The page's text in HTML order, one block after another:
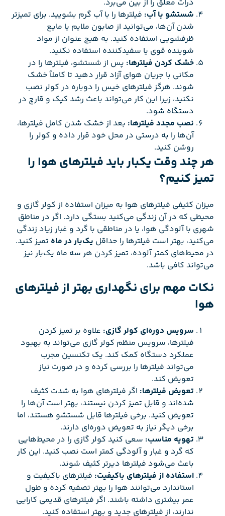
ذرات معلق را از بین می‌برد.
شستشو با آب: فیلترها را با آب گرم بشویید. برای تمیزتر
شدن آن‌ها، می‌توانید از صابون ملایم یا مایع
ظرفشویی استفاده کنید. به هیچ عنوان از مواد
شوینده قوی یا سفیدکننده استفاده نکنید.
خشک کردن فیلترها: پس از شستشو، فیلترها را در
مکانی با جریان هوای آزاد قرار دهید تا کاملاً خشک
شوند. هرگز فیلترهای خیس را دوباره در کولر نصب
نکنید، زیرا این کار می‌تواند باعث رشد کپک و قارچ در
دستگاه شود.
نصب مجدد فیلترها: بعد از خشک شدن کامل فیلترها،
آن‌ها را به درستی در محل خود قرار داده و کولر را
روشن کنید.
هر چند وقت یکبار باید فیلترهای هوا را
تمیز کنیم؟
میزان کثیفی فیلترهای هوا به میزان استفاده از کولر گازی و
محیطی که در آن زندگی می‌کنید بستگی دارد. اگر در مناطق
شهری با آلودگی هوا، یا در مناطقی با گرد و غبار زیاد زندگی
می‌کنید، بهتر است فیلترها را حداقل یک‌بار در ماه تمیز کنید.
در محیط‌های کمتر آلوده، تمیز کردن هر سه ماه یک‌بار نیز
می‌تواند کافی باشد.
نکات مهم برای نگهداری بهتر از فیلترهای
هوا
سرویس دوره‌ای کولر گازی: علاوه بر تمیز کردن
فیلترها، سرویس منظم کولر گازی می‌تواند به بهبود
عملکرد دستگاه کمک کند. یک تکنسین مجرب
می‌تواند فیلترها را بررسی کرده و در صورت نیاز
تعویض کند.
تعویض فیلترها: اگر فیلترهای هوا به شدت کثیف
شده‌اند و قابل تمیز کردن نیستند، بهتر است آن‌ها را
تعویض کنید. برخی فیلترها قابل شستشو هستند، اما
برخی دیگر نیاز به تعویض دوره‌ای دارند.
تهویه مناسب: سعی کنید کولر گازی را در محیط‌هایی
که گرد و غبار و آلودگی کمتر است نصب کنید. این کار
باعث می‌شود فیلترها دیرتر کثیف شوند.
استفاده از فیلترهای باکیفیت: فیلترهای باکیفیت و
استاندارد می‌توانند هوا را بهتر تصفیه کرده و طول
عمر بیشتری داشته باشند. اگر فیلترهای قدیمی کارایی
ندارند، از فیلترهای جدید و بهتر استفاده کنید.